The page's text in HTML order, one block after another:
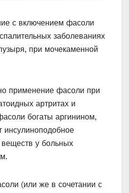
с включением фасоли
заболеваниях
при мочекаменной
применение фасоли при
артритах и
богаты аргинином,
инсулиноподобное
у больных
(или же в сочетании с